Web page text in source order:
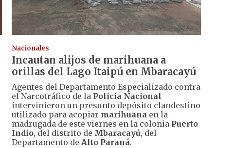
Nacionales
Incautan alijos de marihuana a
orillas del Lago Itaipú en Mbaracayú
Agentes del Departamento Especializado contra
el Narcotráfico de la Policía Nacional
intervinieron un presunto depósito clandestino
utilizado para acopiar marihuanaen la
madrugada de este viernes en la colonia Puerto
Indio, del distrito de Mbaracayú, del
Departamento de Alto Paraná.